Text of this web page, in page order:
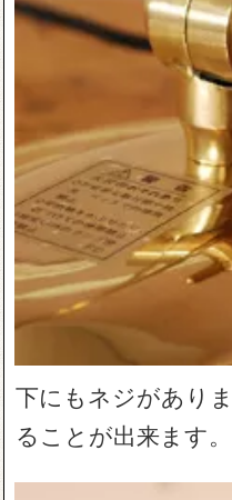
下にもネジがあり
ることが出来ます。